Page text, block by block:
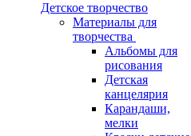
Детское творчество
Материалы для
творчества
Альбомы для
рисования
Детская
канцелярия
Карандаши,
мелки